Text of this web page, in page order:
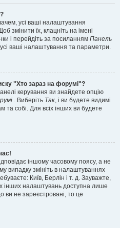
усі ваші налаштування
змінити їх, клацніть на імені
і перейдіть за посиланням Панель
ваші налаштування та параметри.
"Хто зараз на форумі"?
керування ви знайдете опцію
. Виберіть Так, і ви будете видимі
собі. Для всіх інших ви будете
іншому часовому поясу, а не
випадку змініть в налаштуваннях
Київ, Берлін і т. д. Зауважте,
інших налаштувань доступна лише
ви не зареєстровані, то це